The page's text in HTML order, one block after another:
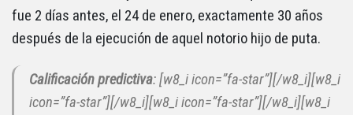
fue 2 días antes, el 24 de enero, exactamente 30 años
después de la ejecución de aquel notorio hijo de puta.
Calificación predictiva: [w8_i icon=”fa-star”][/w8_i][w8_i
icon=”fa-star”][/w8_i][w8_i icon=”fa-star”][/w8_i][w8_i